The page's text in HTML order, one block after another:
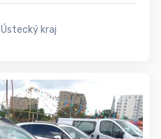
Ústecký kraj